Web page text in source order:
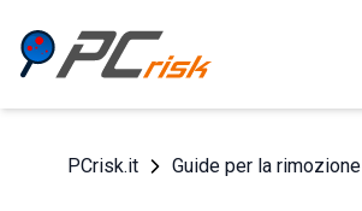
PCrisk.it Guide per la rimozione